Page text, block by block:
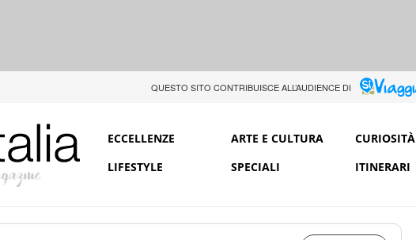
QUESTO SITO CONTRIBUISCE ALL’AUDIENCE DI
ECCELLENZE ARTE E CULTURA CURIOSITÀ
LIFESTYLE
SPECIALI ITINERARI